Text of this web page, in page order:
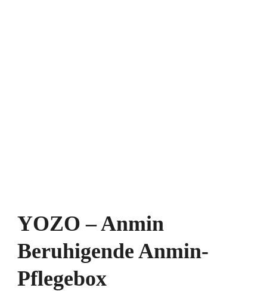
YOZO – Anmin
Beruhigende Anmin-
Pflegebox